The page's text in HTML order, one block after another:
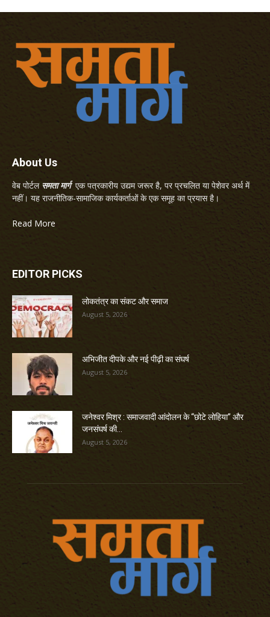
About Us
वेब पोर्टल समता मार्गएक पत्रकारीय उद्यम जरूर है, पर प्रचलित या पेशेवर अर्थ में
नहीं। यह राजनीतिक-सामाजिक कार्यकर्ताओं के एक समूह का प्रयास है।
Read More
EDITOR PICKS
लोकतंत्र का संकट और समाज
August 5, 2026
अभिजीत दीपके और नई पीढ़ी का संघर्ष
August 5, 2026
जनेश्वर मिश्र : समाजवादी आंदोलन के “छोटे लोहिया” और
जनसंघर्ष की...
August 5, 2026